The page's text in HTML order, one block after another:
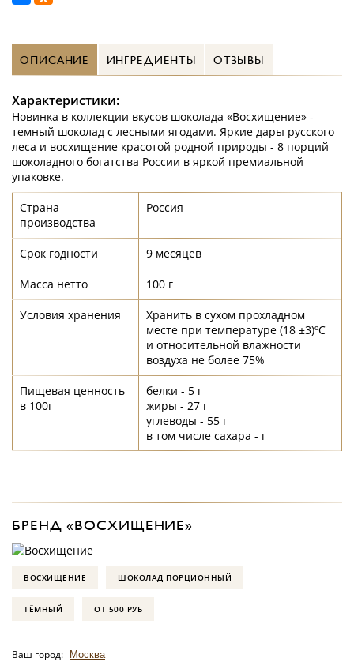
ОПИСАНИЕ ИНГРЕДИЕНТЫ ОТЗЫВЫ
Характеристики:
Новинка в коллекции вкусов шоколада «Восхищение» -
темный шоколад с лесными ягодами. Яркие дары русского
леса и восхищение красотой родной природы - 8 порций
шоколадного богатства России в яркой премиальной
упаковке.
Страна
производства
Россия
Срок годности 9 месяцев
Масса нетто 100 г
Условия хранения
Хранить в сухом прохладном
месте при температуре (18 ±3)ºС
и относительной влажности
воздуха не более 75%
Пищевая ценность
в 100г
белки - 5 г
жиры - 27 г
углеводы - 55 г
в том числе сахара - г
БРЕНД «ВОСХИЩЕНИЕ»
ВОСХИЩЕНИЕ ШОКОЛАД ПОРЦИОННЫЙ
ТЁМНЫЙ ОТ 500 РУБ
Ваш город: Москва